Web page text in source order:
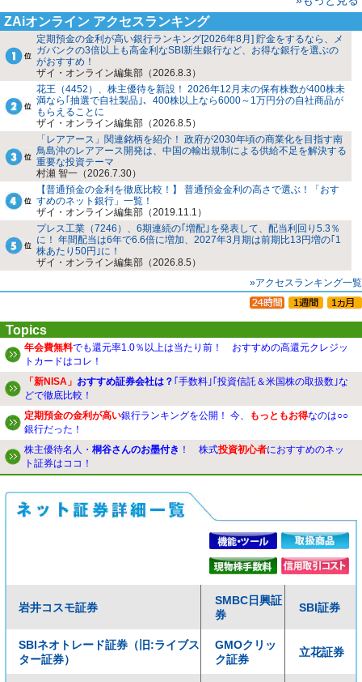
ZAiオンライン アクセスランキング
定期預金の金利が高い銀行ランキング[2026年8月] 貯金をするなら、メ
ガバンクの3倍以上も高金利なSBI新生銀行など、お得な銀行を選ぶの
がおすすめ！
ザイ・オンライン編集部（2026.8.3）
花王（4452）、株主優待を新設！ 2026年12月末の保有株数が400株未
満なら｢抽選で自社製品｣、400株以上なら6000～1万円分の自社商品が
もらえることに
ザイ・オンライン編集部（2026.8.5）
「レアアース」関連銘柄を紹介！ 政府が2030年頃の商業化を目指す南
鳥島沖のレアアース開発は、中国の輸出規制による供給不足を解決する
重要な投資テーマ
村瀬 智一（2026.7.30）
【普通預金の金利を徹底比較！】 普通預金金利の高さで選ぶ！「おす
すめのネット銀行」一覧！
ザイ・オンライン編集部（2019.11.1）
プレス工業（7246）、6期連続の｢増配｣を発表して、配当利回り5.3％
に！ 年間配当は6年で6.6倍に増加、2027年3月期は前期比13円増の｢1
株あたり50円｣に！
ザイ・オンライン編集部（2026.8.5）
»アクセスランキング一覧
Topics
年会費無料でも還元率1.0％以上は当たり前！ おすすめの高還元クレジッ
トカードはコレ！
「新NISA」 おすすめ証券会社は？ ｢手数料｣｢投資信託＆米国株の取扱数｣な
どで徹底比較！
定期預金の金利が高い銀行ランキングを公開！ 今、 もっともお得なのは○○
銀行だった！
株主優待名人・ 桐谷さんのお墨付き ！ 株式投資初心者におすすめのネッ
ト証券はココ！
岩井コスモ証券
SMBC日興証
券
SBI証券
SBIネオトレード証券（旧:ライブス
ター証券）
GMOクリッ
ク証券
立花証券